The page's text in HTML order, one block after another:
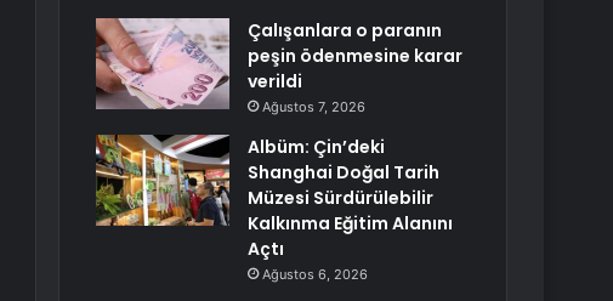
Çalışanlara o paranın
peşin ödenmesine karar
verildi
Ağustos 7, 2026
Albüm: Çin’deki
Shanghai Doğal Tarih
Müzesi Sürdürülebilir
Kalkınma Eğitim Alanını
Açtı
Ağustos 6, 2026